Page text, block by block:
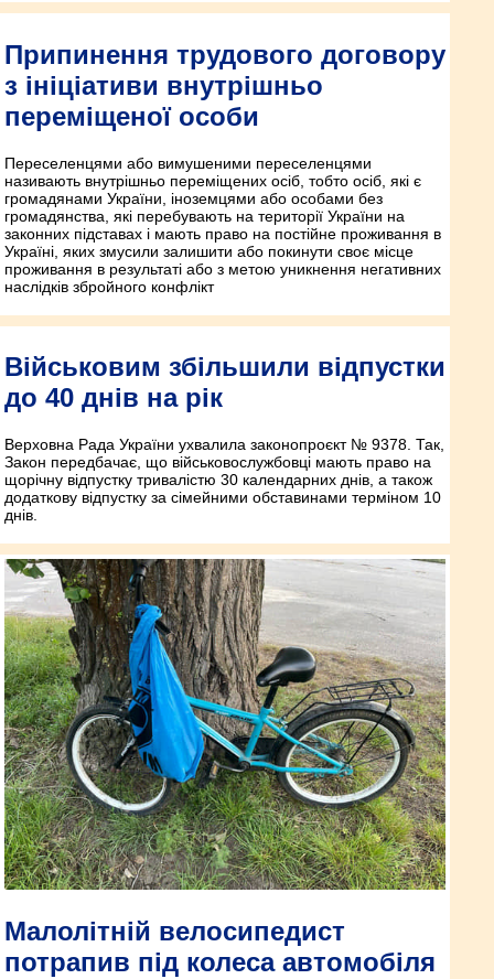
Припинення трудового договору
з ініціативи внутрішньо
переміщеної особи
Переселенцями або вимушеними переселенцями
називають внутрішньо переміщених осіб, тобто осіб, які є
громадянами України, іноземцями або особами без
громадянства, які перебувають на території України на
законних підставах і мають право на постійне проживання в
Україні, яких змусили залишити або покинути своє місце
проживання в результаті або з метою уникнення негативних
наслідків збройного конфлікт
Військовим збільшили відпустки
до 40 днів на рік
Верховна Рада України ухвалила законопроєкт № 9378. Так,
Закон передбачає, що військовослужбовці мають право на
щорічну відпустку тривалістю 30 календарних днів, а також
додаткову відпустку за сімейними обставинами терміном 10
днів.
Малолітній велосипедист
потрапив під колеса автомобіля